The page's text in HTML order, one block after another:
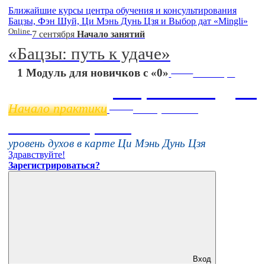
Ближайшие курсы центра обучения и консультирования
Бацзы, Фэн Шуй, Ци Мэнь Дунь Цзя и Выбор дат «Mingli»
Online 7 сентября Начало занятий
«Бацзы: путь к удаче»
1 Модуль для новичков с «0» 11 ноября
Начало практики
уровень духов в карте Ци Мэнь Дунь Цзя
Здравствуйте!
Зарегистрироваться?
Вход